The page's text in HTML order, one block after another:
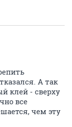
А так
клей - сверху
все
чем эту